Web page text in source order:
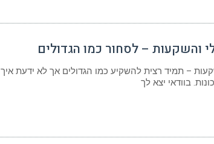
והשקעות – לסחור כמו הגדולים
– תמיד רצית להשקיע כמו הגדולים אך לא ידעת איך
בוודאי יצא לך